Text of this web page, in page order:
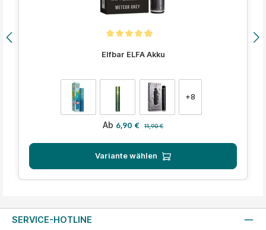
Elfbar ELFA Akku
auswählen
+8
Verkaufspreis:
Ab 6,90 € Regulärer Preis:
11,90 €
Variante wählen
SERVICE-HOTLINE